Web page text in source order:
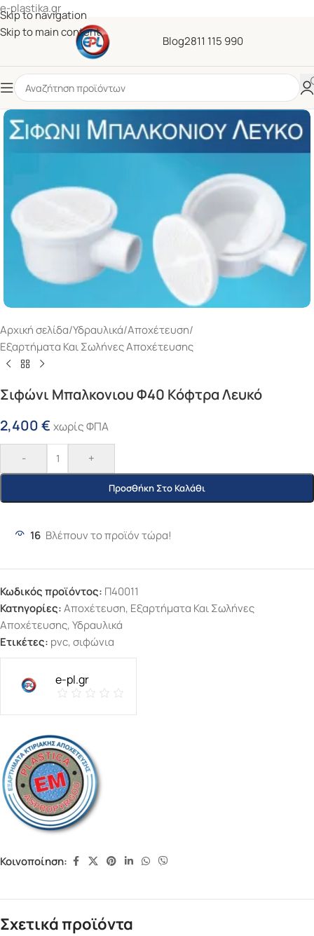
e-plastika.gr
Skip to navigation
Skip to main content
Blog2811 115 990
Αρχική σελίδα/Υδραυλικά/Αποχέτευση/
Εξαρτήματα Και Σωλήνες Αποχέτευσης
Σιφώνι Μπαλκονιου Φ40 Κόφτρα Λευκό
2,400€ χωρίς ΦΠΑ
- +
Προσθήκη Στο Καλάθι
16 Βλέπουν το προϊόν τώρα!
Κωδικός προϊόντος: Π40011
Κατηγορίες:Αποχέτευση, Εξαρτήματα Και Σωλήνες
Αποχέτευσης,Υδραυλικά
Ετικέτες: pvc,σιφώνια
e-pl.gr
Κοινοποίηση:
Σχετικά προϊόντα